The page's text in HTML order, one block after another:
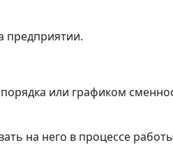
предприятии.
или графиком
на него в процессе